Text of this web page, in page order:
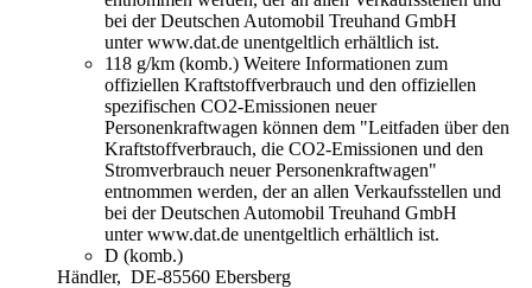
bei der Deutschen Automobil Treuhand GmbH
unter www.dat.de unentgeltlich erhältlich ist.
118 g/km (komb.) Weitere Informationen zum
offiziellen Kraftstoffverbrauch und den offiziellen
spezifischen CO2-Emissionen neuer
Personenkraftwagen können dem "Leitfaden über den
Kraftstoffverbrauch, die CO2-Emissionen und den
Stromverbrauch neuer Personenkraftwagen"
entnommen werden, der an allen Verkaufsstellen und
bei der Deutschen Automobil Treuhand GmbH
unter www.dat.de unentgeltlich erhältlich ist.
D (komb.)
Händler, DE-85560 Ebersberg